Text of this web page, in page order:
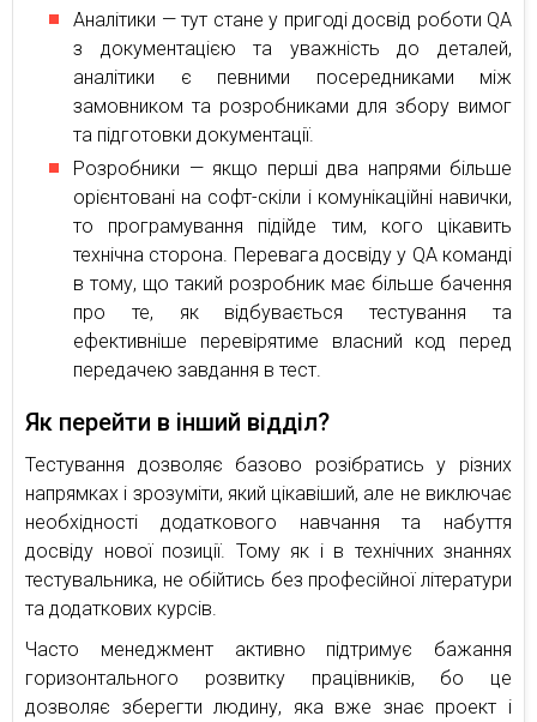
Аналітики — тут стане у пригоді досвід роботи QA
з документацією та уважність до деталей,
аналітики є певними посередниками між
замовником та розробниками для збору вимог
та підготовки документації.
Розробники — якщо перші два напрями більше
орієнтовані на софт-скіли і комунікаційні навички,
то програмування підійде тим, кого цікавить
технічна сторона. Перевага досвіду у QA команді
в тому, що такий розробник має більше бачення
про те, як відбувається тестування та
ефективніше перевірятиме власний код перед
передачею завдання в тест.
Як перейти в інший відділ?
Тестування дозволяє базово розібратись у різних
напрямках і зрозуміти, який цікавіший, але не виключає
необхідності додаткового навчання та набуття
досвіду нової позиції. Тому як і в технічних знаннях
тестувальника, не обійтись без професійної літератури
та додаткових курсів.
Часто менеджмент активно підтримує бажання
горизонтального розвитку працівників, бо це
дозволяє зберегти людину, яка вже знає проект і